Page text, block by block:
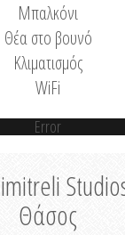
Μπαλκόνι
Θέα στο βουνό
Κλιματισμός
WiFi
Error
Θάσος